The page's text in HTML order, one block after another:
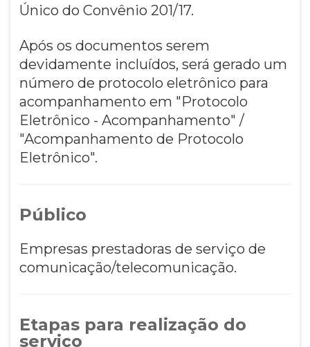
Único do Convênio 201/17.
Após os documentos serem
devidamente incluídos, será gerado um
número de protocolo eletrônico para
acompanhamento em "Protocolo
Eletrônico - Acompanhamento" /
"Acompanhamento de Protocolo
Eletrônico".
Público
Empresas prestadoras de serviço de
comunicação/telecomunicação.
Etapas para realização do
serviço